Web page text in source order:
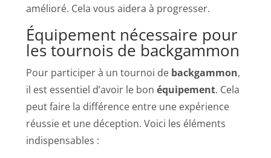
amélioré. Cela vous aidera à progresser.
Équipement nécessaire pour
les tournois de backgammon
Pour participer à un tournoi de backgammon,
il est essentiel d’avoir le bonéquipement. Cela
peut faire la différence entre une expérience
réussie et une déception. Voici les éléments
indispensables :